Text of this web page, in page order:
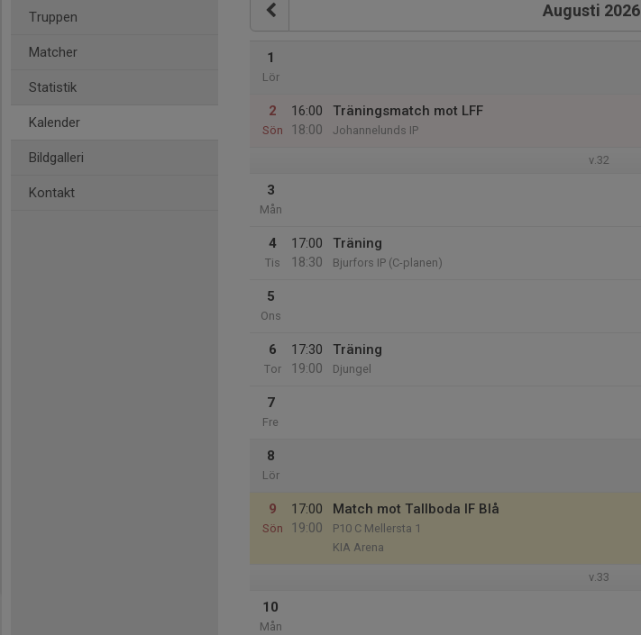
Truppen
Matcher
Statistik
Kalender
Bildgalleri
Kontakt
Augusti 2026
1
Lör
2
Sön
16:00
18:00
Träningsmatch mot LFF
Johannelunds IP
v.32
3
Mån
4
Tis
17:00
18:30
Träning
Bjurfors IP (C-planen)
5
Ons
6
Tor
17:30
19:00
Träning
Djungel
7
Fre
8
Lör
9
Sön
17:00
19:00
Match mot Tallboda IF Blå
P10 C Mellersta 1
KIA Arena
v.33
10
Mån